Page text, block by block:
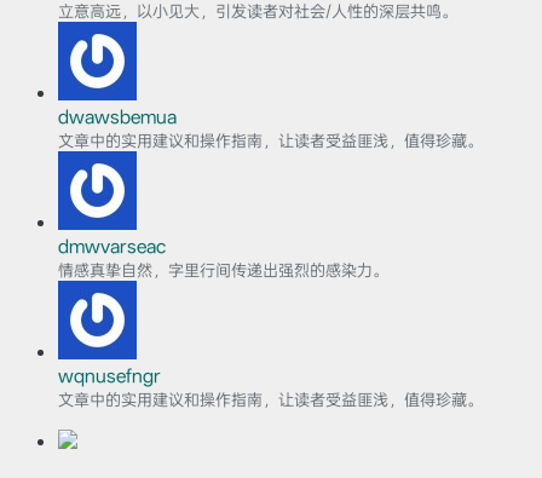
立意高远，以小见大，引发读者对社会/人性的深层共鸣。
dwawsbemua
文章中的实用建议和操作指南，让读者受益匪浅，值得珍藏。
dmwvarseac
情感真挚自然，字里行间传递出强烈的感染力。
wqnusefngr
文章中的实用建议和操作指南，让读者受益匪浅，值得珍藏。